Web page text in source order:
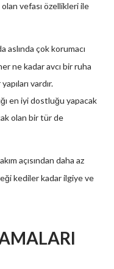
vefası özellikleri ile
aslında çok korumacı
ne kadar avcı bir ruha
vardır.
en iyi dostluğu yapacak
olan bir tür de
açısından daha az
kediler kadar ilgiye ve